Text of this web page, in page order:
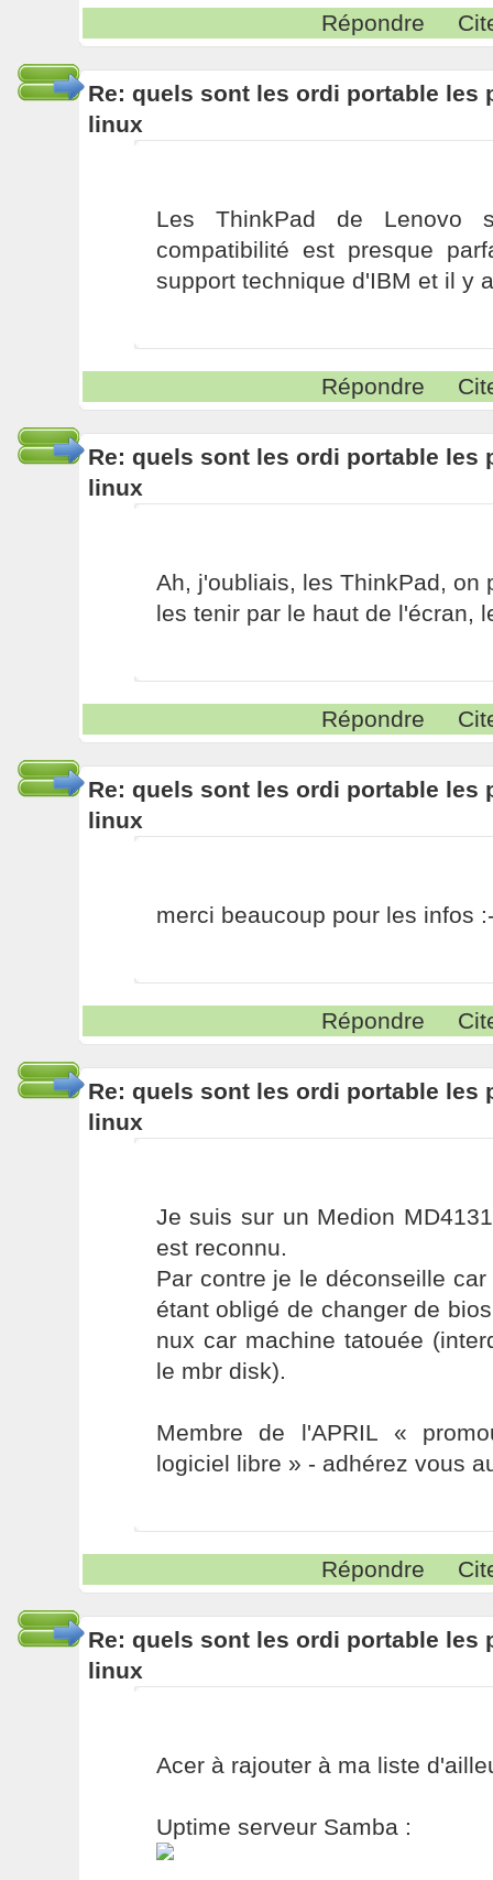
Répondre
Re: quels sont les ordi portable les
linux
Les ThinkPad de
compatibilité est presque
support technique d'IBM et il y
Répondre
Re: quels sont les ordi portable les
linux
Ah, j'oubliais, les ThinkPad, on
les tenir par le haut de l'écran,
Répondre
Re: quels sont les ordi portable les
linux
merci beaucoup pour les infos
Répondre
Re: quels sont les ordi portable les
linux
Je suis sur un Medion
est reconnu.
Par contre je le déconseille
étant obligé de changer de
nux car machine tatouée
le mbr disk).
Membre de l'APRIL «
logiciel libre » - adhérez vous
Répondre
Re: quels sont les ordi portable les
linux
Acer à rajouter à ma liste
Uptime serveur Samba :